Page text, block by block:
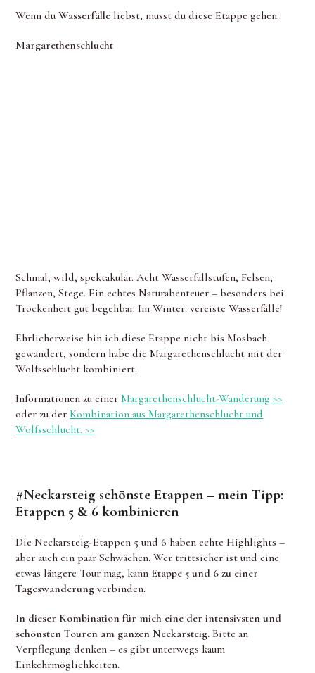
Wenn duWasserfälle liebst, musst du diese Etappe gehen.
Margarethenschlucht
Schmal, wild, spektakulär. Acht Wasserfallstufen, Felsen,
Pflanzen, Stege. Ein echtes Naturabenteuer – besonders bei
Trockenheit gut begehbar. Im Winter: vereiste Wasserfälle!
Ehrlicherweise bin ich diese Etappe nicht bis Mosbach
gewandert, sondern habe die Margarethenschlucht mit der
Wolfsschlucht kombiniert.
Informationen zu einerMargarethenschlucht-Wanderung >>
oder zu der Kombination aus Margarethenschlucht und
Wolfsschlucht. >>
#Neckarsteig schönste Etappen – mein Tipp:
Etappen 5 & 6 kombinieren
Die Neckarsteig-Etappen 5 und 6 haben echte Highlights –
aber auch ein paar Schwächen. Wer trittsicher ist und eine
etwas längere Tour mag, kann Etappe 5 und 6 zu einer
Tageswanderung verbinden.
In dieser Kombination für mich eine der intensivsten und
schönsten Touren am ganzen Neckarsteig.Bitte an
Verpflegung denken – es gibt unterwegs kaum
Einkehrmöglichkeiten.